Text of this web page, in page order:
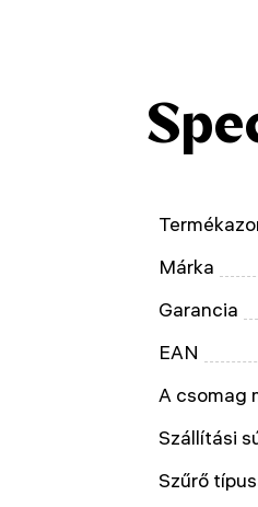
Márka
Garancia
EAN
A csomag
Szállítási
Szűrő